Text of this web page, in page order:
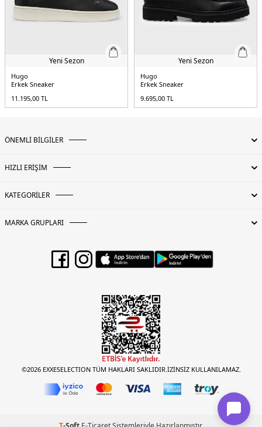
Yeni Sezon
Hugo
Erkek Sneaker
11.195,00 TL
Yeni Sezon
Hugo
Erkek Sneaker
9.695,00 TL
ÖNEMLİ BİLGİLER
HIZLI ERİŞİM
KATEGORİLER
MARKA GRUPLARI
©2026 EXXESELECTION TÜM HAKLARI SAKLIDIR.İZİNSİZ KULLANILAMAZ.